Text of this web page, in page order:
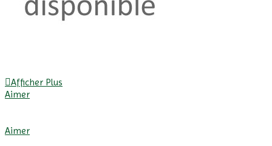
Afficher Plus
Aimer
Aimer